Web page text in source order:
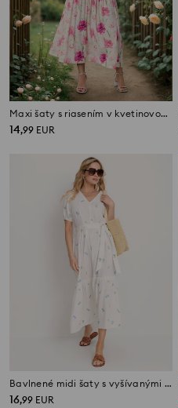
Maxi šaty s riasením v kvetinovom vzore
14,99 EUR
Bavlnené midi šaty s vyšívanými kvetmi
16,99 EUR